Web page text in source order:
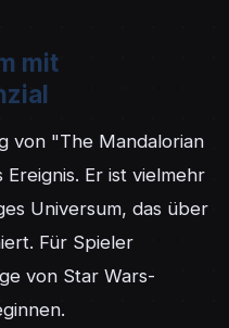
mit
von "The Mandalorian
Er ist vielmehr
Universum, das über
Für Spieler
von Star Wars-